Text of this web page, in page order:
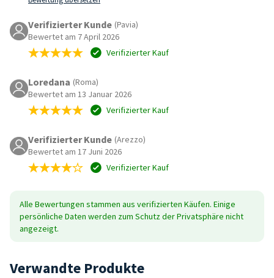
Verifizierter Kunde (Pavia)
Bewertet am 7 April 2026
Verifizierter Kauf
Loredana (Roma)
Bewertet am 13 Januar 2026
Verifizierter Kauf
Verifizierter Kunde (Arezzo)
Bewertet am 17 Juni 2026
Verifizierter Kauf
Alle Bewertungen stammen aus verifizierten Käufen. Einige
persönliche Daten werden zum Schutz der Privatsphäre nicht
angezeigt.
Verwandte Produkte